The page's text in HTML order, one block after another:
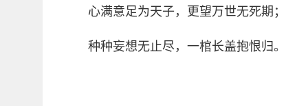
心满意足为天子，更望万世无死期；
种种妄想无止尽，一棺长盖抱恨归。